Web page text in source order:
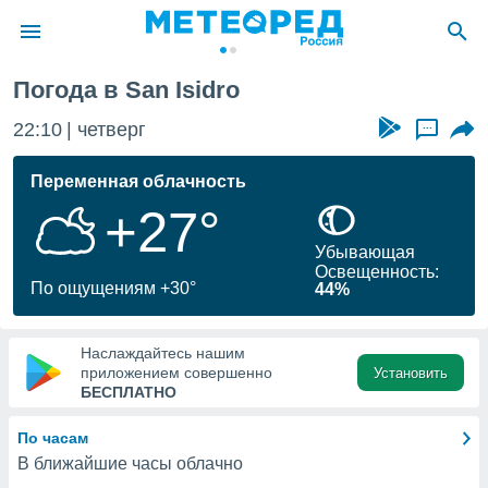
о
Вы можете
к этому
доступ
Погода в San Isidro
22:10 четверг ...
Переменная облачность
+27°
По ощущениям +30°
Убывающая
Освещенность:
44%
Наслаждайтесь нашим
приложением совершенно
БЕСПЛАТНО
Установить
По часам
В ближайшие часы облачно